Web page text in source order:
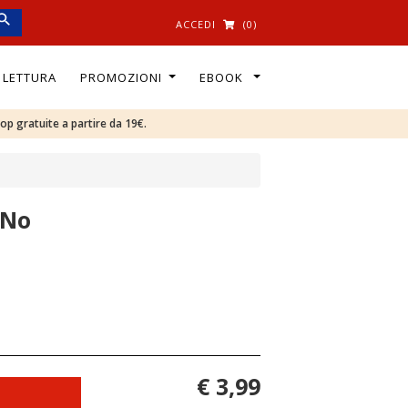
ACCEDI (0)
PROMOZIONI EBOOK
gratuite a partire da 19€.
€ 3,99